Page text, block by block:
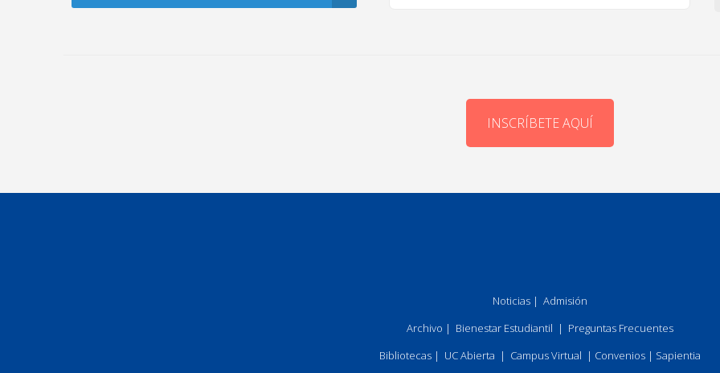
INSCRÍBETE AQUÍ
Noticias| Admisión
Archivo | Bienestar Estudiantil | Preguntas Frecuentes
Bibliotecas| UC Abierta | Campus Virtual | Convenios| Sapientia